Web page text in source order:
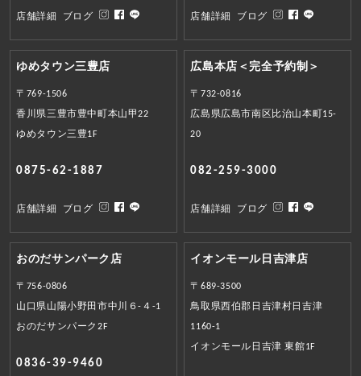
店舗詳細 ブログ 店舗詳細 ブログ
ゆめタウン三豊店
〒769-1506
香川県三豊市豊中町本山甲22
ゆめタウン三豊1F
0875-62-1887
店舗詳細 ブログ
広島本店＜完全予約制＞
〒732-0816
広島県広島市南区比治山本町15-
20
082-259-3000
店舗詳細 ブログ
おのだサンパーク店
〒756-0806
山口県山陽小野田市中川６-４-1
おのだサンパーク2F
0836-39-9460
イオンモール日吉津店
〒689-3500
鳥取県西伯郡日吉津村日吉津
1160-1
イオンモール日吉津 東館1F